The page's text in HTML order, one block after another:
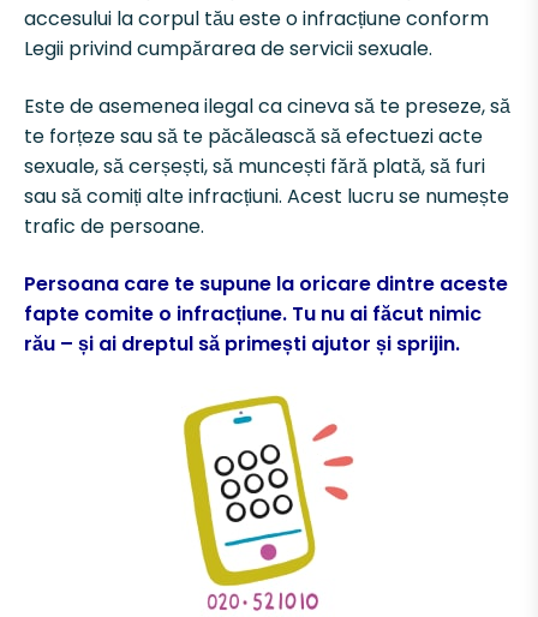
Bli månadsgivare!
Bli medlem
Bli styrelseledamot
Praktikant hos Terrafem – Advokat- och
Juristjour
Bilda en lokalförening
Insamling för Betty
Valberedning
Lokalföreningar
Styrstruktur
Linköping
Göteborg
accesului la corpul tău este o infracțiune conform
Legii privind cumpărarea de servicii sexuale.
Este de asemenea ilegal ca cineva să te preseze, să
te forțeze sau să te păcălească să efectuezi acte
sexuale, să cerșești, să muncești fără plată, să furi
sau să comiți alte infracțiuni. Acest lucru se numește
trafic de persoane.
Persoana care te supune la oricare dintre aceste
fapte comite o infracțiune. Tu nu ai făcut nimic
rău – și ai dreptul să primești ajutor și sprijin.